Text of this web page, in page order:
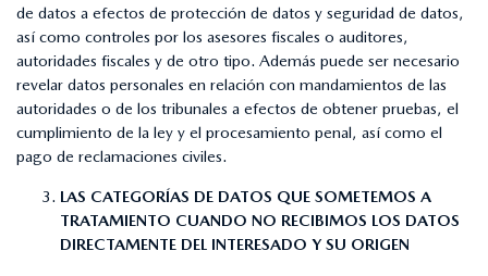
de datos a efectos de protección de datos y seguridad de datos,
así como controles por los asesores fiscales o auditores,
autoridades fiscales y de otro tipo. Además puede ser necesario
revelar datos personales en relación con mandamientos de las
autoridades o de los tribunales a efectos de obtener pruebas, el
cumplimiento de la ley y el procesamiento penal, así como el
pago de reclamaciones civiles.
LAS CATEGORÍAS DE DATOS QUE SOMETEMOS A
TRATAMIENTO CUANDO NO RECIBIMOS LOS DATOS
DIRECTAMENTE DEL INTERESADO Y SU ORIGEN